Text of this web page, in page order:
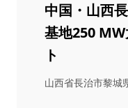
中国・山西
基地250
ト
山西省長治市黎城